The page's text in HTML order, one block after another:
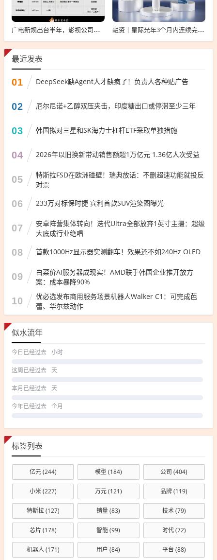
广电新规出台半年，影视公司看懂这套“IP宇宙说明书”了吗？ 融资丨星际光年3个月内连续完成2轮融资，累计融资亿元
最近发表
01 DeepSeek缺Agent人才缺疯了！负责人各种贴广告
02 厄尔尼诺+乙醇双压夹击，印度糖出口或停滞至少三年
03 韩国拟对三星和SK海力士杠杆ETF采取单独措施
04 2026年以旧换新带动销售额超1万亿元 1.36亿人次受益
05
特斯拉FSD在欧洲碰壁！瑞典放话：不删超速功能就投反
对票
06 233万对标保时捷 宾利首款SUV渲染图曝光
07
安卓阵营集体转向！迭代Ultra全部放弃1英寸主摄：超级
大底成行业绝唱
08 首款1000Hz显示器实测翻车！效果还不如240Hz OLED
09
白菜价AI服务器成现实！AMD联手韩国企业推开放方
案：成本暴降90%
10
优必选发布商用服务场景机器人Walker C1：可完成芭
蕾、华尔兹动作
似水流年
今日已经过去 小时
这周已经过去 天
本月已经过去 天
今年已经过去 个月
标签列表
亿元(244) 模型 (184) 公司 (404)
小米(227) 万元(121) 品牌(119)
特斯拉(127) 销量(83) 技术(79)
芯片 (178) 智能(99) 时代(72)
机器人(171) 用户 (84) 平台 (88)